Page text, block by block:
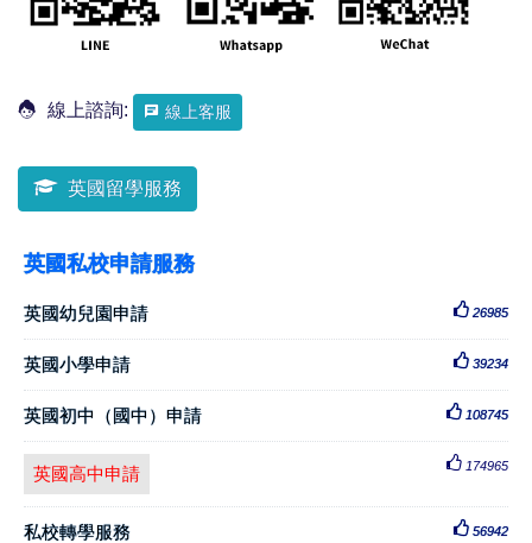
線上諮詢: 線上客服
英國留學服務
英國私校申請服務
英國幼兒園申請 26985
英國小學申請 39234
英國初中（國中）申請 108745
英國高中申請 174965
私校轉學服務 56942